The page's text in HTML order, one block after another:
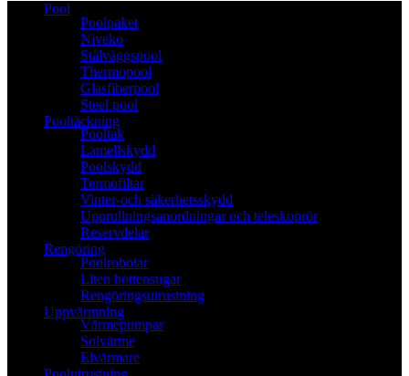
Pool
Poolpaket
Niveko
Stålväggspool
Thermopool
Glasfiberpool
Steel pool
Pooltäckning
Pooltak
Lamellskydd
Poolskydd
Termofiltar
Vinter-och säkerhetsskydd
Upprullningsanordningar och teleskoprör
Reservdelar
Rengöring
Poolrobotar
Liten bottensugar
Rengöringsutrustning
Uppvärmning
Värmepumpar
Solvärme
Elvärmare